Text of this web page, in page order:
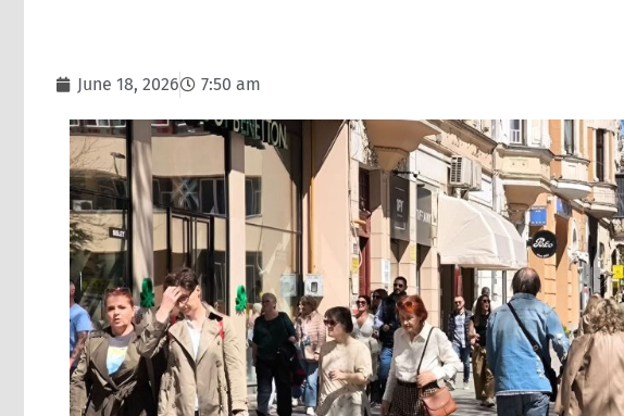
June 18, 2026 7:50 am